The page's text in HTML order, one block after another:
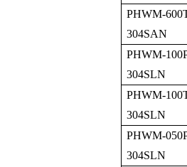
PHWM-
304SAN
PHWM-
304SLN
PHWM-
304SLN
PHWM-
304SLN